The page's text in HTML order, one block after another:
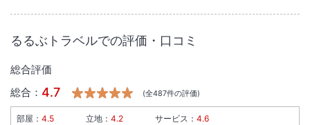
るるぶトラベルでの評価・口コミ
総合評価
総合： 4.7 (全487件の評価)
部屋： 4.5 立地： 4.2 サービス： 4.6